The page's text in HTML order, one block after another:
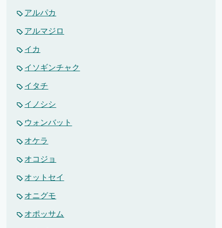
アルパカ
アルマジロ
イカ
イソギンチャク
イタチ
イノシシ
ウォンバット
オケラ
オコジョ
オットセイ
オニグモ
オポッサム